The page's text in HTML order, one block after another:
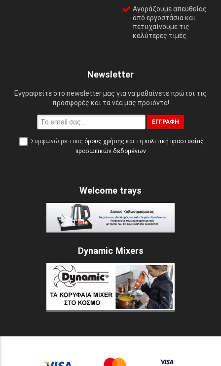
Αγοράζουμε απευθείας
από εργοστάσια και
πετυχαίνουμε τις
καλύτερες τιμές.
Newsletter
Εγγραφείτε στο newsletter μας για να μαθαίνετε πρώτοι τις
προσφορές και τα νέα μας προϊόντα!
ΕΓΓΡΑΦΉ
Συμφωνώ με τους όρους χρήσης και τη πολιτική προστασίας
προσωπικών δεδομένων
Welcome trays
Dynamic Mixers